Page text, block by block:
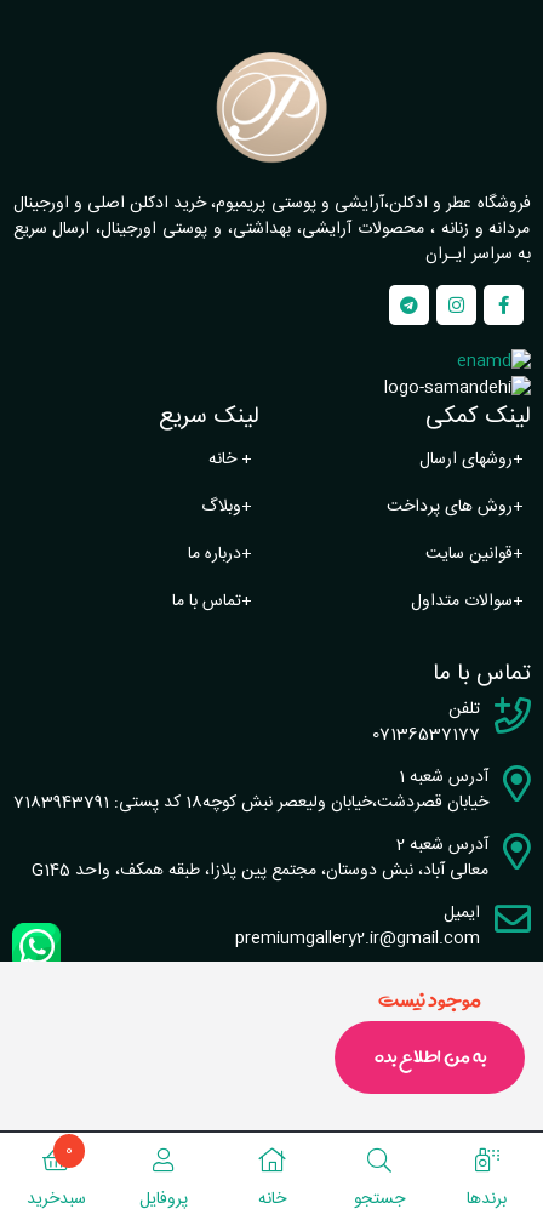
برندها‌‌ جستجو‌ خانه‌‌ پروفایل‌
0
سبد‌خرید‌
موجود نیست
به من اطلاع بده
فروشگاه عطر و ادکلن،آرایشی و پوستی پریمیوم، خرید ادکلن اصلی و اورجینال
مردانه و زنانه ، محصولات آرایشی، بهداشتی، و پوستی اورجینال، ارسال سریع
به سراسر ایـران
لینک کمکی
+روشهای ارسال
+روش های پرداخت
+قوانین سایت
+سوالات متداول
لینک سریع
+خانه
+وبلاگ
+درباره ما
+تماس با ما
تماس با ما
تلفن
07136537177
آدرس شعبه 1
خیابان قصردشت،خیابان ولیعصر نبش کوچه18 کد پستی: 7183943791
آدرس شعبه 2
معالی آباد، نبش دوستان، مجتمع پین پلازا، طبقه همکف، واحد G145
ایمیل
premiumgallery2.ir@gmail.com
طراحی سایت و سئو : گروه نرم افزاری شاخص